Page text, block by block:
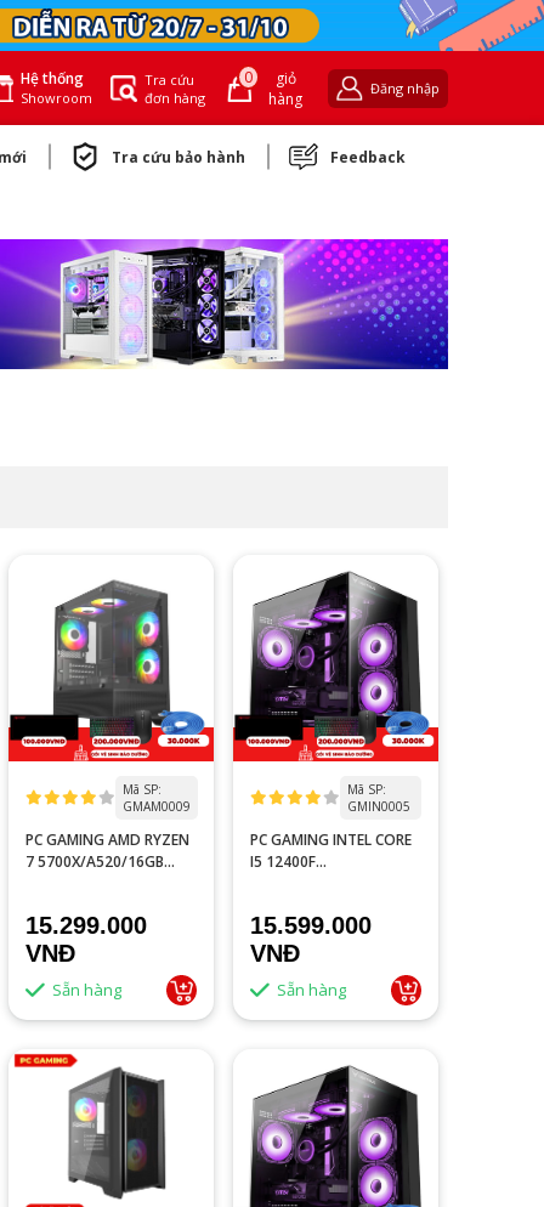
Hệ thống
Showroom
Tra cứu
đơn hàng
0
giỏ
hàng
Đăng nhập
Tra cứu bảo hành Feedback
Mã SP:
GMAM0009
PC GAMING AMD RYZEN
7 5700X/A520/16GB
15.299.000
VNĐ
Sẵn hàng
Mã SP:
GMIN0005
PC GAMING INTEL CORE
I5 12400F
1660S 6GB
15.599.000
VNĐ
Sẵn hàng